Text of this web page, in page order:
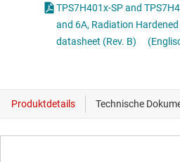
TPS7H401x-SP and
and 6A, Radiation Hardened Synchronous Buck Converter
datasheet (Rev. B)